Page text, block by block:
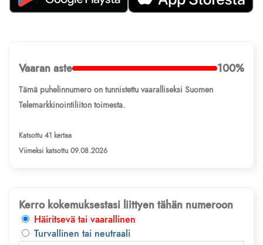
Vaaran aste 100%
Tämä puhelinnumero on tunnistettu vaaralliseksi Suomen
Telemarkkinointiliiton toimesta.
Katsottu 41 kertaa
Viimeksi katsottu 09.08.2026
Kerro kokemuksestasi liittyen tähän numeroon
Häiritsevä tai vaarallinen
Turvallinen tai neutraali